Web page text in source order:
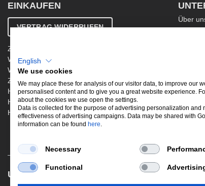
EINKAUFEN
VERTRAG WIDERRUFEN
Zahlung & Versand
Widerrufsbelehrung
Warenkorb
Zur Kasse
Hinweis zur Altölentsorgung
Hinweis zur Batterieentsorgung
Händler werden
Über
Kontakt
Jobs
UNSERE BELIEBTESTEN PRODUKTE
English
We use cookies
We may place these for analysis of our visitor data, to improve our
personalised content and to give you a great website experience.
about the cookies we use open the settings.
Data is collected for the purpose of advertising personalization and
effectiveness of advertising campaigns. Data may be shared with
information can be found here.
Necessary
Functional